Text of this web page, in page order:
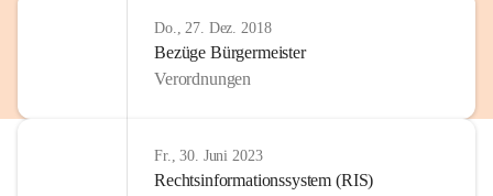
Do., 27. Dez. 2018
Bezüge Bürgermeister
Verordnungen
Fr., 30. Juni 2023
Rechtsinformationssystem (RIS)